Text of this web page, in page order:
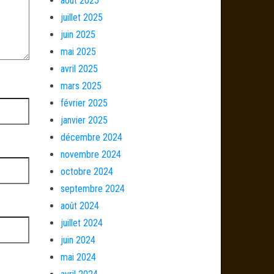
juillet 2025
juin 2025
mai 2025
avril 2025
mars 2025
février 2025
janvier 2025
décembre 2024
novembre 2024
octobre 2024
septembre 2024
août 2024
juillet 2024
juin 2024
mai 2024